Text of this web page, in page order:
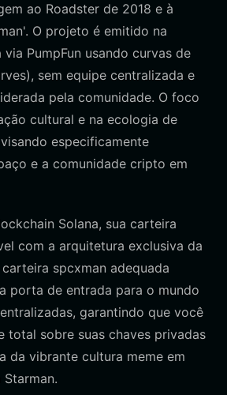
ao Roadster de 2018 e à
O projeto é emitido na
PumpFun usando curvas de
sem equipe centralizada e
pela comunidade. O foco
cultural e na ecologia de
especificamente
e a comunidade cripto em
Solana, sua carteira
com a arquitetura exclusiva da
spcxman adequada
porta de entrada para o mundo
garantindo que você
total sobre suas chaves privadas
da vibrante cultura meme em